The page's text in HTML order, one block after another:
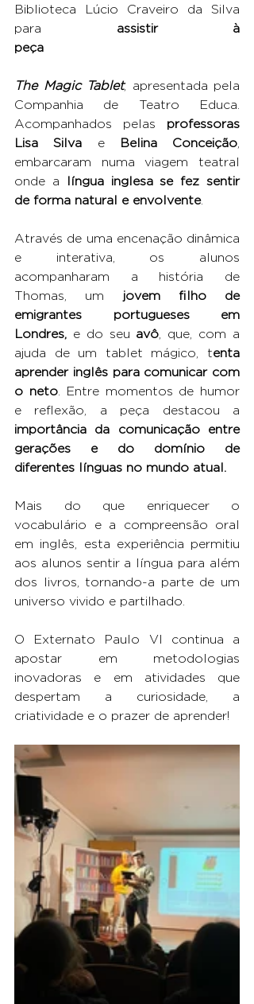
Biblioteca Lúcio Craveiro da Silva
para assistir à
peça
The Magic Tablet, apresentada pela
Companhia de Teatro Educa.
Acompanhados pelas professoras
Lisa Silva e Belina Conceição
embarcaram numa viagem teatral
onde a
língua inglesa se fez sentir
de forma natural e envolvente.
Através de uma encenação dinâmica
e interativa, os alunos
acompanharam a história de
Thomas, um jovem filho de
emigrantes portugueses em
Londres, e do seu avô , que, com a
ajuda de um tablet mágico, tenta
aprender inglês para comunicar com
o neto. Entre momentos de humor
importância da comunicação entre
gerações e do domínio de
diferentes línguas no mundo atual.
Mais do que enriquecer o
vocabulário e a compreensão oral
em inglês, esta experiência permitiu
aos alunos sentir a língua para além
dos livros, tornando-a parte de um
universo vivido e partilhado.
O Externato Paulo VI continua a
apostar em metodologias
inovadoras e em atividades que
despertam a curiosidade, a
criatividade e o prazer de aprender!